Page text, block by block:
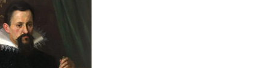
向や屈折を説明】 【量子力学的効果をデバ